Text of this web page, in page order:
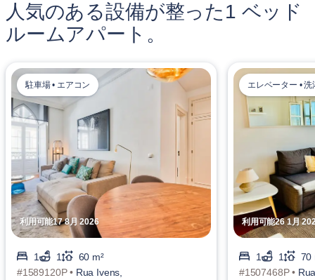
人気のある設備が整った1 ベッド
ルームアパート。
利用可能17 8月 2026
駐車場 • エアコン
1 1
60 m²
#1589120P • Rua Ivens,
利用可能26 1月
エレベーター • 洗
1 1
70
#1507468P •